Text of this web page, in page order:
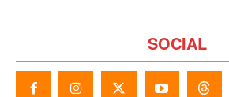
SOCIAL